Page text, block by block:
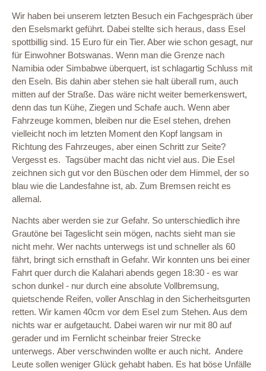
Wir haben bei unserem letzten Besuch ein Fachgespräch über
den Eselsmarkt geführt. Dabei stellte sich heraus, dass Esel
spottbillig sind. 15 Euro für ein Tier. Aber wie schon gesagt, nur
für Einwohner Botswanas. Wenn man die Grenze nach
Namibia oder Simbabwe überquert, ist schlagartig Schluss mit
den Eseln. Bis dahin aber stehen sie halt überall rum, auch
mitten auf der Straße. Das wäre nicht weiter bemerkenswert,
denn das tun Kühe, Ziegen und Schafe auch. Wenn aber
Fahrzeuge kommen, bleiben nur die Esel stehen, drehen
vielleicht noch im letzten Moment den Kopf langsam in
Richtung des Fahrzeuges, aber einen Schritt zur Seite?
Vergesst es. Tagsüber macht das nicht viel aus. Die Esel
zeichnen sich gut vor den Büschen oder dem Himmel, der so
blau wie die Landesfahne ist, ab. Zum Bremsen reicht es
allemal.
Nachts aber werden sie zur Gefahr. So unterschiedlich ihre
Grautöne bei Tageslicht sein mögen, nachts sieht man sie
nicht mehr. Wer nachts unterwegs ist und schneller als 60
fährt, bringt sich ernsthaft in Gefahr. Wir konnten uns bei einer
Fahrt quer durch die Kalahari abends gegen 18:30 - es war
schon dunkel - nur durch eine absolute Vollbremsung,
quietschende Reifen, voller Anschlag in den Sicherheitsgurten
retten. Wir kamen 40cm vor dem Esel zum Stehen. Aus dem
nichts war er aufgetaucht. Dabei waren wir nur mit 80 auf
gerader und im Fernlicht scheinbar freier Strecke
unterwegs. Aber verschwinden wollte er auch nicht. Andere
Leute sollen weniger Glück gehabt haben. Es hat böse Unfälle